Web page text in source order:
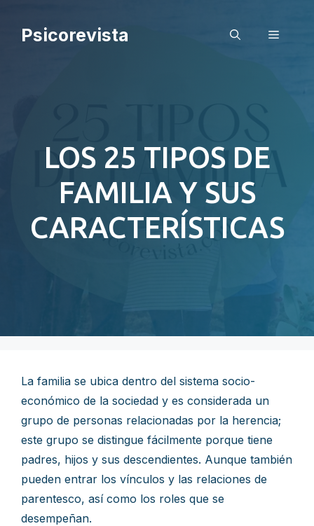
Psicorevista Menú
LOS 25 TIPOS DE
FAMILIA Y SUS
CARACTERÍSTICAS
La familia se ubica dentro del sistema socio-
económico de la sociedad y es considerada un
grupo de personas relacionadas por la herencia;
este grupo se distingue fácilmente porque tiene
padres, hijos y sus descendientes. Aunque también
pueden entrar los vínculos y las relaciones de
parentesco, así como los roles que se
desempeñan.